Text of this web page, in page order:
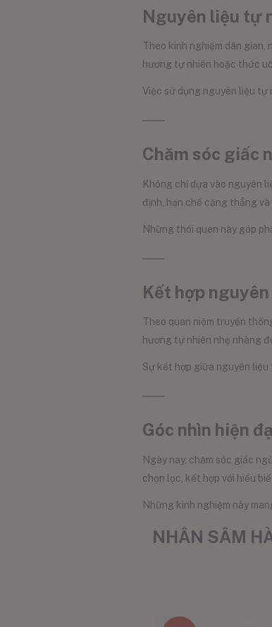
Nguyên liệu tự
Theo kinh nghiệm dân gian,
hương tự nhiên hoặc thức
Việc sử dụng nguyên liệu tự
Chăm sóc giấc
Không chỉ dựa vào nguyên
định, hạn chế căng thẳng
Những thói quen này góp
Kết hợp
Theo quan niệm truyền
hương tự nhiên nhẹ nhàng
Sự kết hợp giữa nguyên
Góc nhìn hiện
Ngày nay, chăm sóc giấc
chọn lọc, kết hợp với hiểu
Những kinh nghiệm này
NHÂN SÂM